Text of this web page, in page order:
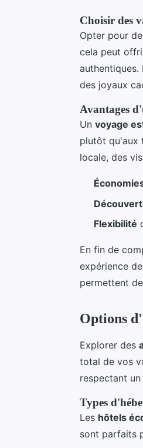
Choisir des
Opter pour
cela peut
authentiques.
des joyaux
Avantages
Un voyage
plutôt qu'aux
locale, des
Flexibilité
En fin de
expérience
permettent
Options
Explorer des
total de vos
respectant
Types
Les hôtels
sont parfaits